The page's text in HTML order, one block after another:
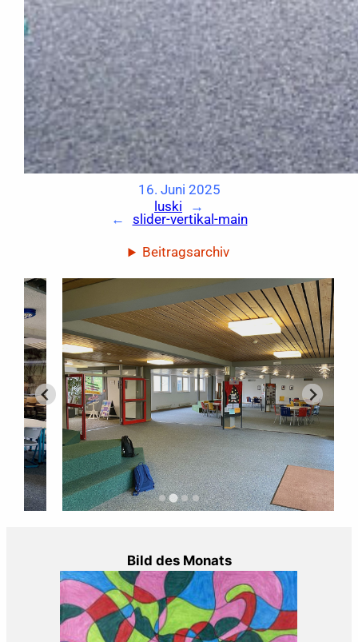
16. Juni 2025
luski
→
←
slider-vertikal-main
Beitragsarchiv
Bild des Monats